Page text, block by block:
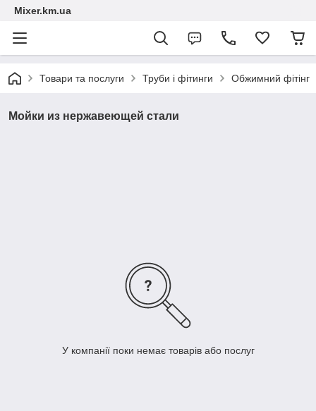
Mixer.km.ua
Товари та послуги Труби і фітинги Обжимний фітінг
Мойки из нержавеющей стали
У компанії поки немає товарів або послуг